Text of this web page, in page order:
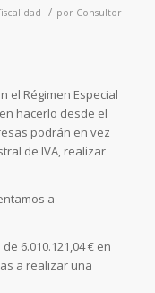
/ por Consultor
el Régimen Especial
hacerlo desde el
podrán en vez
de IVA, realizar
a
6.010.121,04 € en
a realizar una